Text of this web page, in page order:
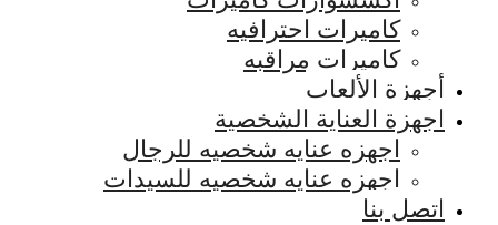
كاميرات احترافيه
كاميرات مراقبه
أجهزة الألعاب
اجهزة العناية الشخصية
اجهزه عنايه شخصيه للرجال
اجهزه عنايه شخصيه للسيدات
اتصل بنا